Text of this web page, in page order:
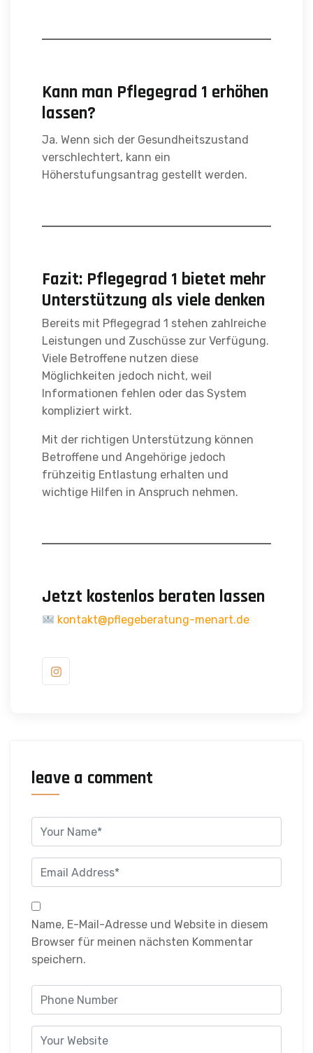
Kann man Pflegegrad 1 erhöhen
lassen?
Ja. Wenn sich der Gesundheitszustand
verschlechtert, kann ein
Höherstufungsantrag gestellt werden.
Fazit: Pflegegrad 1 bietet mehr
Unterstützung als viele denken
Bereits mit Pflegegrad 1 stehen zahlreiche
Leistungen und Zuschüsse zur Verfügung.
Viele Betroffene nutzen diese
Möglichkeiten jedoch nicht, weil
Informationen fehlen oder das System
kompliziert wirkt.
Mit der richtigen Unterstützung können
Betroffene und Angehörige jedoch
frühzeitig Entlastung erhalten und
wichtige Hilfen in Anspruch nehmen.
Jetzt kostenlos beraten lassen
kontakt@pflegeberatung-menart.de
leave a comment
Name, E-Mail-Adresse und Website in diesem
Browser für meinen nächsten Kommentar
speichern.